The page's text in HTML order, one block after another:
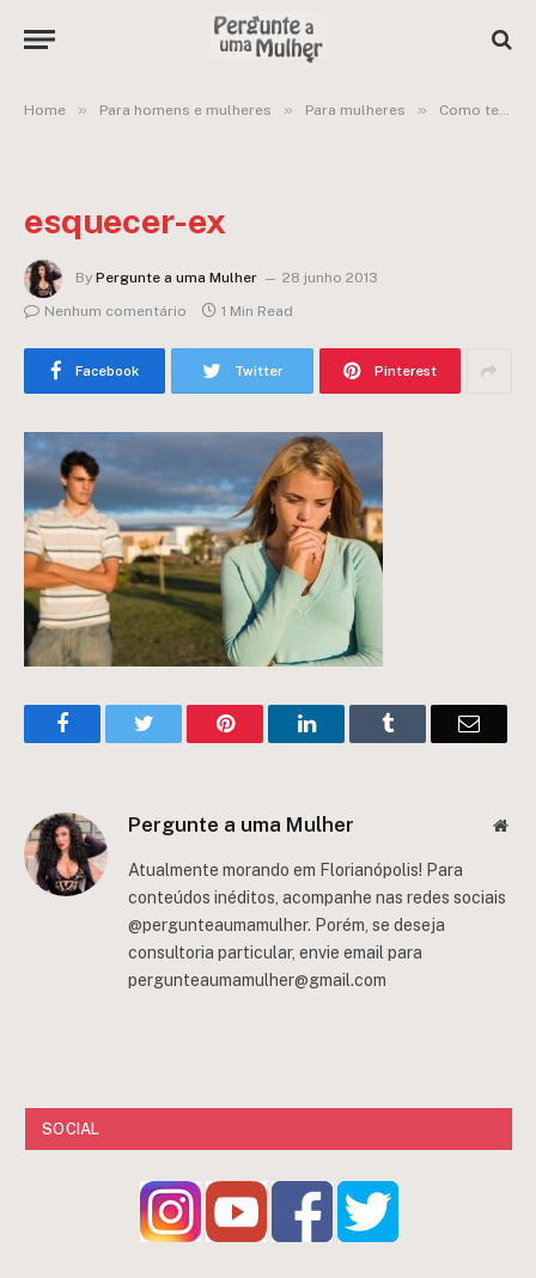
Home » Para homens e mulheres » Para mulheres » Como ter meu ex de volta?
esquecer-ex
By Pergunte a uma Mulher
28 junho 2013
Nenhum comentário
1 Min Read
Facebook Twitter Pinterest
FacebookTwitter Pinterest LinkedInTumblr Email
Pergunte a uma Mulher
Atualmente morando em Florianópolis! Para
conteúdos inéditos, acompanhe nas redes sociais
@pergunteaumamulher. Porém, se deseja
consultoria particular, envie email para
pergunteaumamulher@gmail.com
SOCIAL